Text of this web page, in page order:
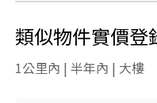
類似物件實價登
1公里內 | 半年內 | 大樓